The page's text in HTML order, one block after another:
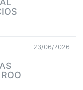
23/06/2026